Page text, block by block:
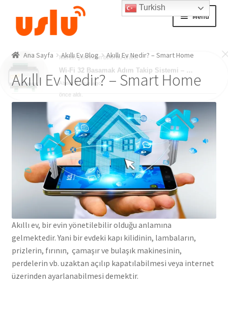
navigation
content
Menu
Ana Sayfa
AKILLI EV ÜRÜNLERİ
Adım Takip Sistemi
Hesap – Üye Ol
Ödeme
Ana Sayfa Akıllı Ev Blog Akıllı Ev Nedir? – Smart Home
Akıllı Ev Nedir? – Smart Home
Akıllı ev, bir evin yönetilebilir olduğu anlamına
gelmektedir. Yani bir evdeki kapı kilidinin, lambaların,
prizlerin, fırının, çamaşır ve bulaşık makinesinin,
perdelerin vb. uzaktan açılıp kapatılabilmesi veya internet
üzerinden ayarlanabilmesi demektir.
Turkish
önce aldı.